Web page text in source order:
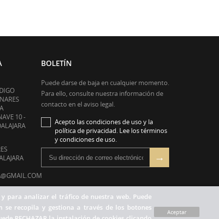
para analizar el tráfico de nuestra web. Puede
recopila y gestiona a través de los botones
Aceptar
10 -
BOLETÍN
Puede darse de baja en cualquier momento.
Para ello, consulte nuestra información de
contacto en el aviso legal.
Acepto las condiciones de uso y la
política de privacidad. Lee los términos
y condiciones de uso.